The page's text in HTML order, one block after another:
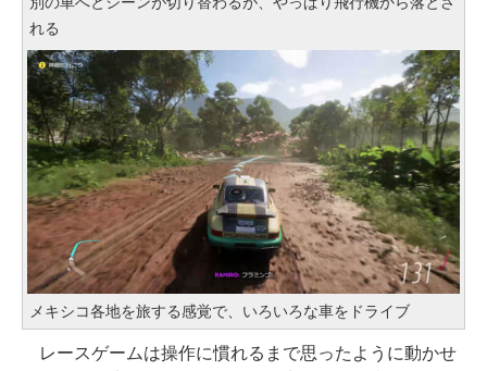
れる
メキシコ各地を旅する感覚で、いろいろな車をドライブ
レースゲームは操作に慣れるまで思ったように動かせ